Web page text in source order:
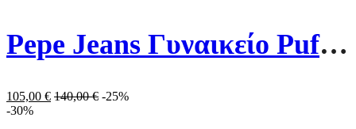
Pepe Jeans Γυναικείο Puffer Μπουφάν Maddie Mousse PL402253-692 Πράσινο
105,00 € 140,00€ -25%
-30%